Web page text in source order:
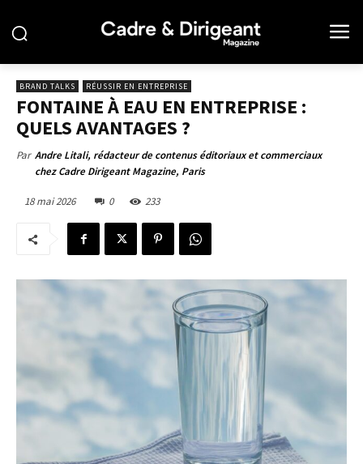
BRAND TALKS RÉUSSIR EN ENTREPRISE
FONTAINE À EAU EN ENTREPRISE :
QUELS AVANTAGES ?
Par Andre Litali, rédacteur de contenus éditoriaux et commerciaux
chez Cadre Dirigeant Magazine, Paris
18 mai 2026 0 233